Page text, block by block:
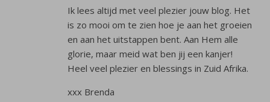
Ik lees altijd met veel plezier jouw blog. Het
is zo mooi om te zien hoe je aan het groeien
en aan het uitstappen bent. Aan Hem alle
glorie, maar meid wat ben jij een kanjer!
Heel veel plezier en blessings in Zuid Afrika.
xxx Brenda